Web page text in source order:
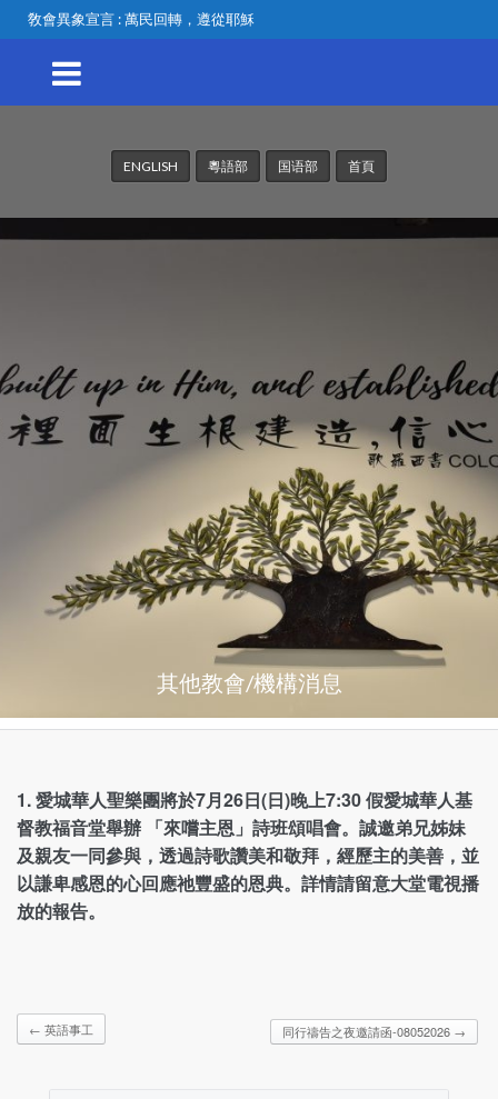
敎會異象宣言 : 萬民回轉，遵從耶穌
ENGLISH 粵語部 国语部 首頁
其他教會/機構消息
1. 愛城華人聖樂團將於7月26日(日)晚上7:30 假愛城華人基
督教福音堂舉辦 「來嚐主恩」詩班頌唱會。誠邀弟兄姊妹
及親友一同參與，透過詩歌讚美和敬拜，經歷主的美善，並
以謙卑感恩的心回應祂豐盛的恩典。詳情請留意大堂電視播
放的報告。
← 英語事工 同行禱告之夜邀請函-08052026 →